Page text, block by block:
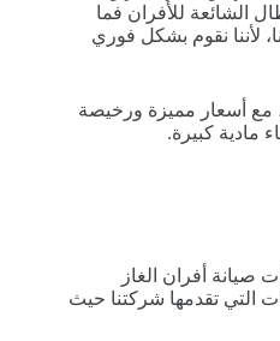
الشائعة للأفران فما
لأننا نقوم بشكل فوري
مع أسعار مميزة ورخيصة
مادية كبيرة.
أفران الغاز
التي تقدمها شركتنا حيث